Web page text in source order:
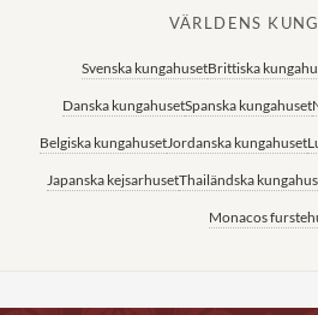
VÄRLDENS
Svenska kungahusetBrittiska
Danska kungahusetSpanska kungahuset
Belgiska kungahusetJordanska kungahuset
Japanska kejsarhusetThailändska
Monacos